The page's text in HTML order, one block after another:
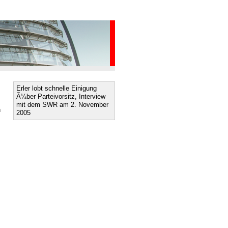
Erler lobt schnelle Einigung
Ã¼ber Parteivorsitz, Interview
mit dem SWR am 2. November
2005